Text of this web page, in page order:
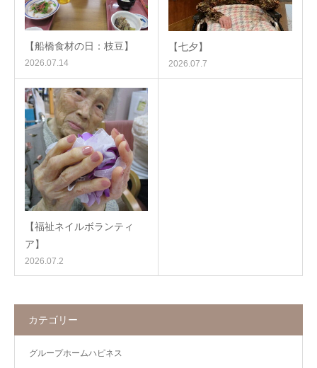
【船橋食材の日：枝豆】
2026.07.14
【七夕】
2026.07.7
【福祉ネイルボランティ
ア】
2026.07.2
カテゴリー
グループホームハピネス